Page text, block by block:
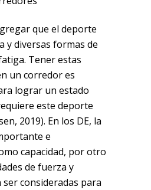
que el deporte
y diversas formas de
Tener estas
un corredor es
lograr un estado
este deporte
2019). En los DE, la
e
capacidad, por otro
de fuerza y
ser consideradas para